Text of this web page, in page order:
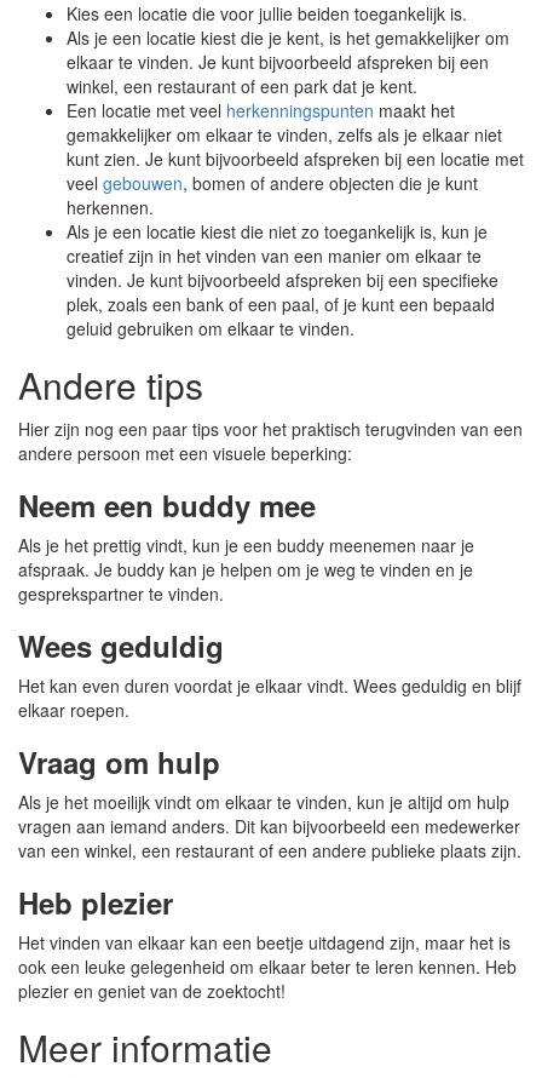
Kies een locatie die voor jullie beiden toegankelijk is.
Als je een locatie kiest die je kent, is het gemakkelijker om
elkaar te vinden. Je kunt bijvoorbeeld afspreken bij een
winkel, een restaurant of een park dat je kent.
Een locatie met veel herkenningspunten maakt het
gemakkelijker om elkaar te vinden, zelfs als je elkaar niet
kunt zien. Je kunt bijvoorbeeld afspreken bij een locatie met
veel gebouwen, bomen of andere objecten die je kunt
herkennen.
Als je een locatie kiest die niet zo toegankelijk is, kun je
creatief zijn in het vinden van een manier om elkaar te
vinden. Je kunt bijvoorbeeld afspreken bij een specifieke
plek, zoals een bank of een paal, of je kunt een bepaald
geluid gebruiken om elkaar te vinden.
Andere tips
Hier zijn nog een paar tips voor het praktisch terugvinden van een
andere persoon met een visuele beperking:
Neem een buddy mee
Als je het prettig vindt, kun je een buddy meenemen naar je
afspraak. Je buddy kan je helpen om je weg te vinden en je
gesprekspartner te vinden.
Wees geduldig
Het kan even duren voordat je elkaar vindt. Wees geduldig en blijf
elkaar roepen.
Vraag om hulp
Als je het moeilijk vindt om elkaar te vinden, kun je altijd om hulp
vragen aan iemand anders. Dit kan bijvoorbeeld een medewerker
van een winkel, een restaurant of een andere publieke plaats zijn.
Heb plezier
Het vinden van elkaar kan een beetje uitdagend zijn, maar het is
ook een leuke gelegenheid om elkaar beter te leren kennen. Heb
plezier en geniet van de zoektocht!
Meer informatie